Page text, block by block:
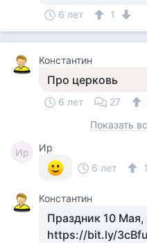
6 лет 1
Константин
Про церковь
6 лет 27
Показать
Ир
Ир
6 лет
1
Константин
Праздник 10
https://bit.ly/